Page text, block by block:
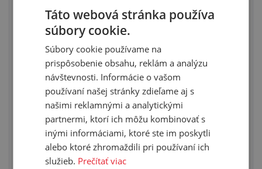
ZÁVITOV SKRUTKOVANIA NA PARU
do vnútorných závitov
na skrutkovanie na paru
Táto webová stránka používa
súbory cookie.
Súbory cookie používame na
prispôsobenie obsahu, reklám a analýzu
návštevnosti. Informácie o vašom
používaní našej stránky zdieľame aj s
našimi reklamnými a analytickými
partnermi, ktorí ich môžu kombinovať s
inými informáciami, ktoré ste im poskytli
alebo ktoré zhromaždili pri používaní ich
služieb. Prečítať viac